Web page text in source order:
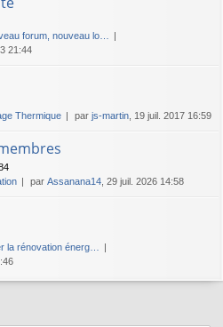
forum, nouveau lo…
21:44
Thermique par js-martin , 19 juil. 2017 16:59
par Assanana14 , 29 juil. 2026 14:58
la rénovation énerg…